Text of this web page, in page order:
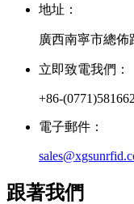
地址：
廣西南寧市總佈
立即致電我們：
+86-
電子郵件：
跟著我們